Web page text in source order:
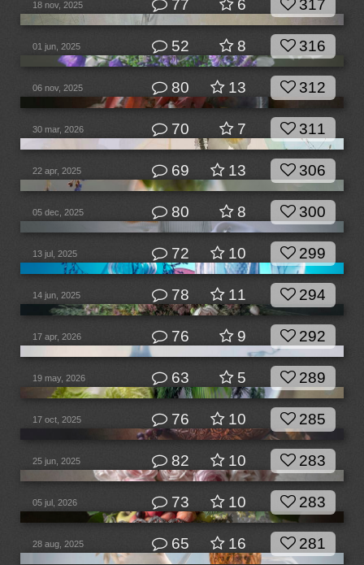
18 nov, 2025 77 6 317
01 jun, 2025 52 8 316
06 nov, 2025 80 13 312
30 mar, 2026 70 7 311
22 apr, 2025 69 13 306
05 dec, 2025 80 8 300
13 jul, 2025 72 10 299
14 jun, 2025 78 11 294
17 apr, 2026 76 9 292
19 may, 2026 63 5 289
17 oct, 2025 76 10 285
25 jun, 2025 82 10 283
05 jul, 2026 73 10 283
28 aug, 2025 65 16 281